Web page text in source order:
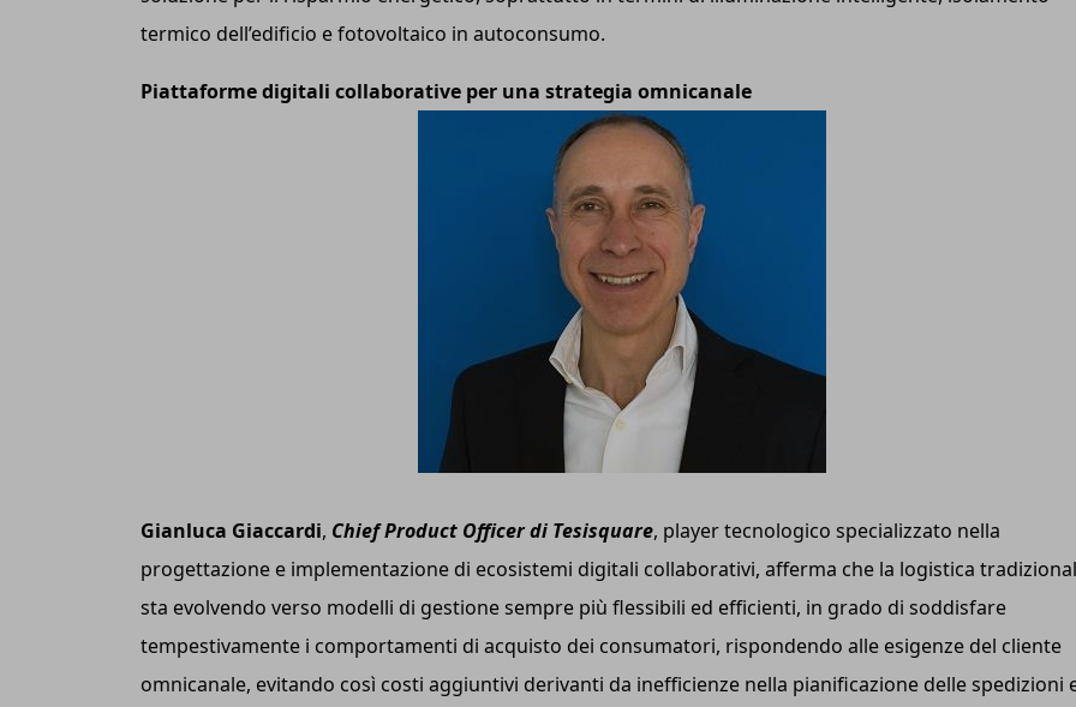
termico dell’edificio e fotovoltaico in autoconsumo.
Piattaforme digitali collaborative per una strategia omnicanale
Gianluca Giaccardi, Chief Product Officer di Tesisquare, player tecnologico specializzato nella
progettazione e implementazione di ecosistemi digitali collaborativi, afferma che la logistica
sta evolvendo verso modelli di gestione sempre più flessibili ed efficienti, in grado di soddisfare
tempestivamente i comportamenti di acquisto dei consumatori, rispondendo alle esigenze del cliente
omnicanale, evitando così costi aggiuntivi derivanti da inefficienze nella pianificazione delle spedizioni